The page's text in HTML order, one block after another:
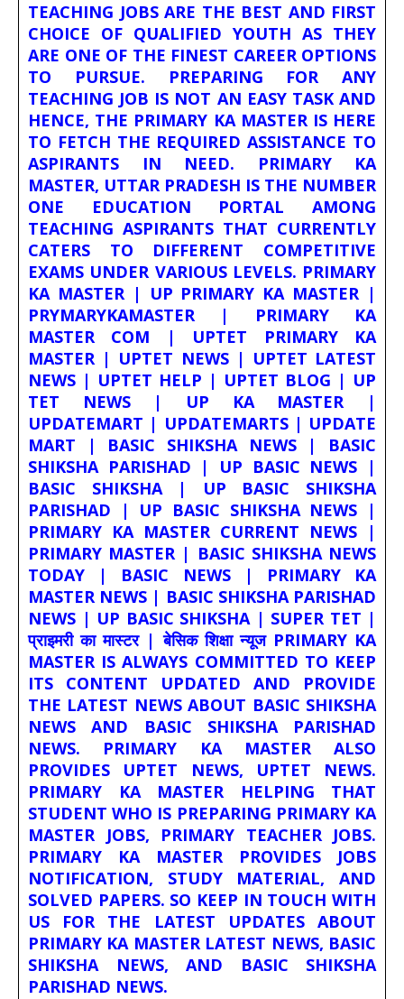
TEACHING JOBS ARE THE BEST AND FIRST
CHOICE OF QUALIFIED YOUTH AS THEY
ARE ONE OF THE FINEST CAREER OPTIONS
TO PURSUE. PREPARING FOR ANY
TEACHING JOB IS NOT AN EASY TASK AND
HENCE, THE PRIMARY KA MASTER IS HERE
TO FETCH THE REQUIRED ASSISTANCE TO
ASPIRANTS IN NEED. PRIMARY KA
MASTER, UTTAR PRADESH IS THE NUMBER
ONE EDUCATION PORTAL AMONG
TEACHING ASPIRANTS THAT CURRENTLY
CATERS TO DIFFERENT COMPETITIVE
EXAMS UNDER VARIOUS LEVELS. PRIMARY
KA MASTER | UP PRIMARY KA MASTER |
PRYMARYKAMASTER | PRIMARY KA
MASTER COM | UPTET PRIMARY KA
MASTER | UPTET NEWS | UPTET LATEST
NEWS | UPTET HELP | UPTET BLOG | UP
TET NEWS | UP KA MASTER |
UPDATEMART | UPDATEMARTS | UPDATE
MART | BASIC SHIKSHA NEWS | BASIC
SHIKSHA PARISHAD | UP BASIC NEWS |
BASIC SHIKSHA | UP BASIC SHIKSHA
PARISHAD | UP BASIC SHIKSHA NEWS |
PRIMARY KA MASTER CURRENT NEWS |
PRIMARY MASTER | BASIC SHIKSHA NEWS
TODAY | BASIC NEWS | PRIMARY KA
MASTER NEWS | BASIC SHIKSHA PARISHAD
NEWS | UP BASIC SHIKSHA | SUPER TET |
प्राइमरी का मास्टर | बेसिक शिक्षा न्यूज PRIMARY KA
MASTER IS ALWAYS COMMITTED TO KEEP
ITS CONTENT UPDATED AND PROVIDE
THE LATEST NEWS ABOUT BASIC SHIKSHA
NEWS AND BASIC SHIKSHA PARISHAD
NEWS. PRIMARY KA MASTER ALSO
PROVIDES UPTET NEWS, UPTET NEWS.
PRIMARY KA MASTER HELPING THAT
STUDENT WHO IS PREPARING PRIMARY KA
MASTER JOBS, PRIMARY TEACHER JOBS.
PRIMARY KA MASTER PROVIDES JOBS
NOTIFICATION, STUDY MATERIAL, AND
SOLVED PAPERS. SO KEEP IN TOUCH WITH
US FOR THE LATEST UPDATES ABOUT
PRIMARY KA MASTER LATEST NEWS, BASIC
SHIKSHA NEWS, AND BASIC SHIKSHA
PARISHAD NEWS.